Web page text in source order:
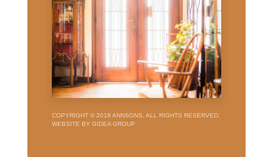
COPYRIGHT © 2018 ANNSONS, ALL RIGHTS RESERVED,
WEBSITE BY GIDEA GROUP